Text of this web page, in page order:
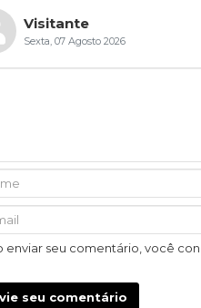
Visitante
Sexta, 07 Agosto 2026
enviar seu comentário, você
seu comentário